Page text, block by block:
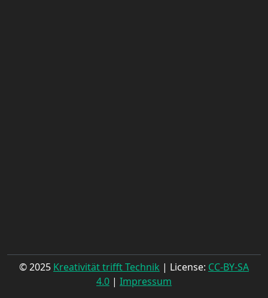
© 2025 Kreativität trifft Technik | License: CC-BY-SA
4.0 | Impressum